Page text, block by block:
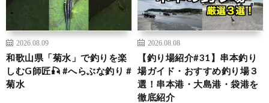
2026.08.09
和歌山県「菊水」で釣りを楽
しむG師匠🎣 #へらぶな釣り #
菊水
2026.08.08
【釣り場紹介#31】串本釣り
場ガイド・おすすめ釣り場３
選！串本港・大島港・袋港を
徹底紹介